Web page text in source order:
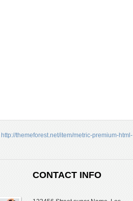
http://themeforest.net/item/metric-premium-html-
CONTACT INFO